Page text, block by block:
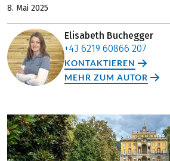
8. Mai 2025
Elisabeth Buchegger
+43 6219 60866 207
KONTAKTIEREN
MEHR ZUM AUTOR